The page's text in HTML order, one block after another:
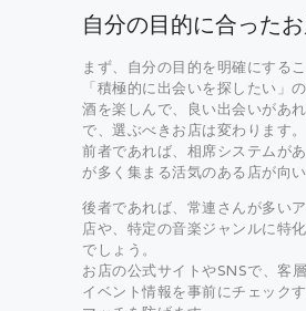
自分の目的に合った
まず、自分の目的を明確にする
「積極的に出会いを探したい」
酒を楽しんで、良い出会いがあ
で、選ぶべきお店は変わります。
前者であれば、相席システムが
が多く集まる活気のある店が向い
後者であれば、常連さんが多い
店や、特定の音楽ジャンルに特
でしょう。
お店の公式サイトやSNSで、客
イベント情報を事前にチェック